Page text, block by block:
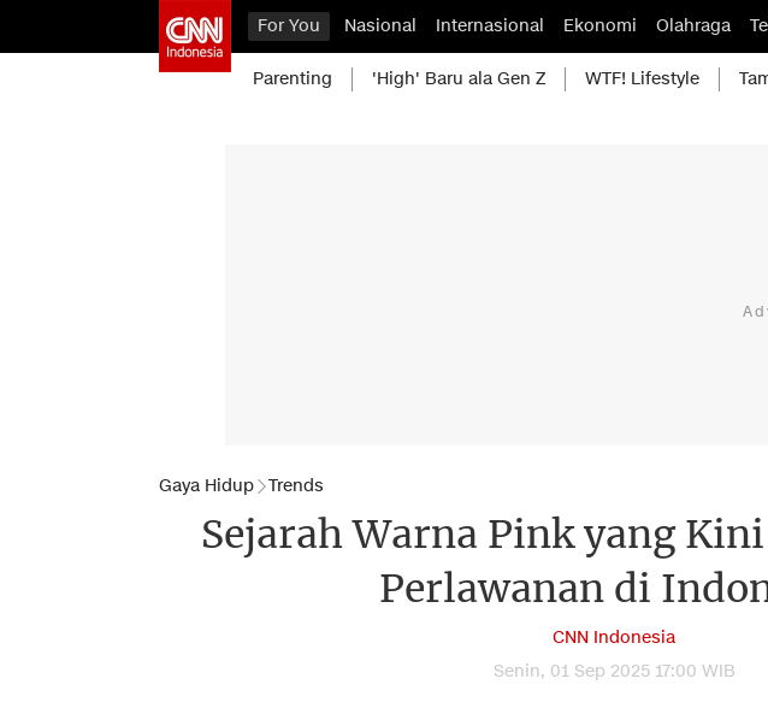
For You Nasional Internasional Ekonomi Olahraga
Parenting 'High' Baru ala Gen Z WTF! Lifestyle
Gaya Hidup Trends
Sejarah Warna Pink yang
Perlawanan di
CNN Indonesia
Senin, 01 Sep 2025 17:00 WIB